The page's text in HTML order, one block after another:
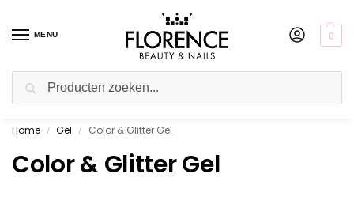
MENU 0
Gratis ophalen in de showroom
Home / Gel / Color & Glitter Gel
Color & Glitter Gel